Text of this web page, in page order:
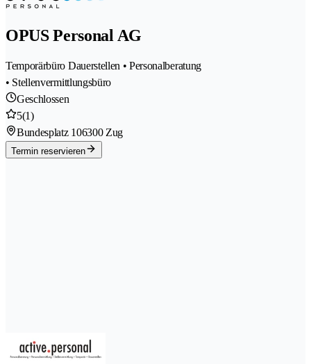
OPUS Personal AG
Temporärbüro Dauerstellen • Personalberatung
• Stellenvermittlungsbüro
Geschlossen
5(1)
Bundesplatz 106300 Zug
Termin reservieren